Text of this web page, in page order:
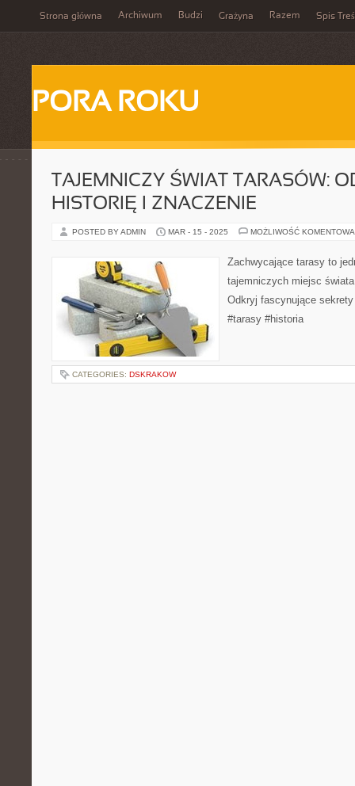
Strona główna Archiwum Budzi Grażyna Razem Spis
PORA ROKU
TAJEMNICZY ŚWIAT TARASÓW:
HISTORIĘ I ZNACZENIE
POSTED BY ADMIN MAR - 15 - 2025 MOŻLIWOŚĆ
Zachwycające tarasy to
tajemniczych miejsc
Odkryj fascynujące
#tarasy #historia
CATEGORIES: DSKRAKOW